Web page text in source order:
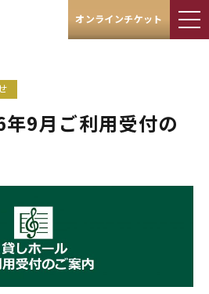
オンラインチケット
9月ご利用受付の